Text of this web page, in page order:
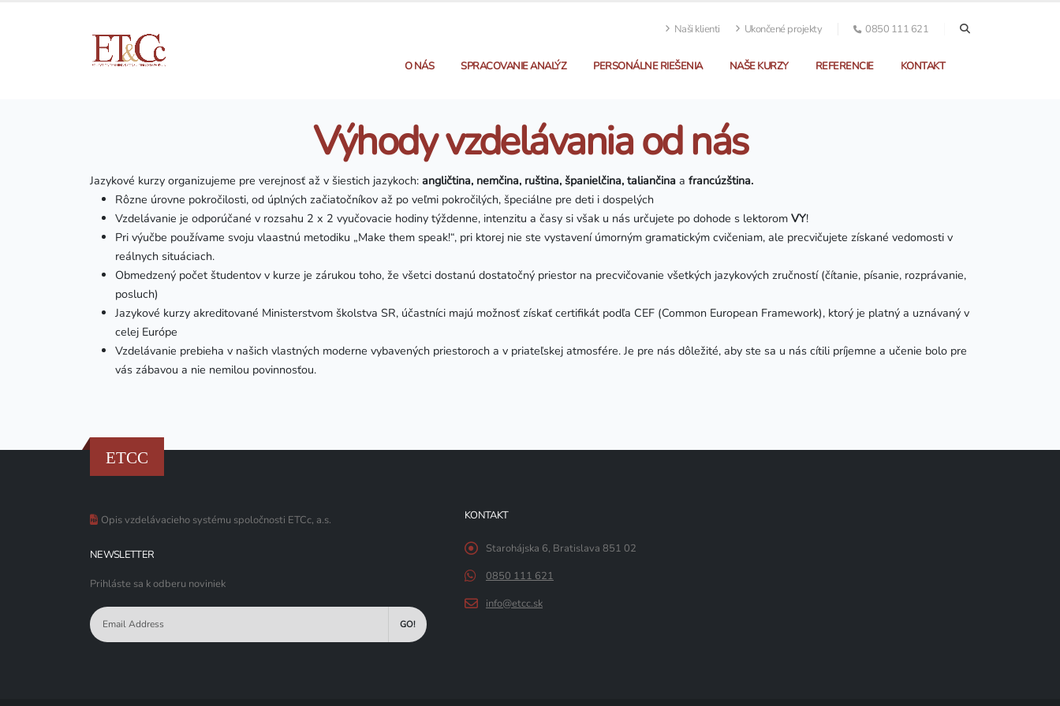
Naši klienti Ukončené projekty 0850 111 621
O NÁS SPRACOVANIE ANALÝZ PERSONÁLNE RIEŠENIA NAŠE KURZY REFERENCIE KONTAKT
Výhody vzdelávania od nás
Jazykové kurzy organizujeme pre verejnosť až v šiestich jazykoch: angličtina, nemčina, ruština, španielčina, taliančina a francúzština.
Rôzne úrovne pokročilosti, od úplných začiatočníkov až po veľmi pokročilých, špeciálne pre deti i dospelých
Vzdelávanie je odporúčané v rozsahu 2 x 2 vyučovacie hodiny týždenne, intenzitu a časy si však u nás určujete po dohode s lektorom VY!
Pri výučbe používame svoju vlaastnú metodiku „Make them speak!“, pri ktorej nie ste vystavení úmorným gramatickým cvičeniam, ale precvičujete získané vedomosti v
reálnych situáciach.
Obmedzený počet študentov v kurze je zárukou toho, že všetci dostanú dostatočný priestor na precvičovanie všetkých jazykových zručností (čítanie, písanie, rozprávanie,
posluch)
Jazykové kurzy akreditované Ministerstvom školstva SR, účastníci majú možnosť získať certifikát podľa CEF (Common European Framework), ktorý je platný a uznávaný v
celej Európe
Vzdelávanie prebieha v našich vlastných moderne vybavených priestoroch a v priateľskej atmosfére. Je pre nás dôležité, aby ste sa u nás cítili príjemne a učenie bolo pre
vás zábavou a nie nemilou povinnosťou.
ETCC
Opis vzdelávacieho systému spoločnosti ETCc, a.s.
NEWSLETTER
Prihláste sa k odberu noviniek
GO!
KONTAKT
Starohájska 6, Bratislava 851 02
0850 111 621
info@etcc.sk